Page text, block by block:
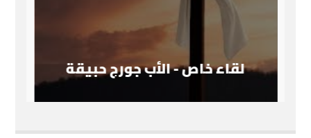
لقاء خاص - الأب جورج حبيقة